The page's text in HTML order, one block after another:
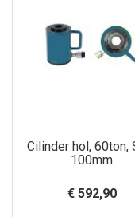
Cilinder hol, 60ton,
100mm
€ 592,90